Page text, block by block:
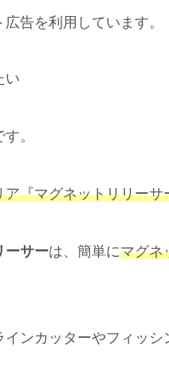
告を利用しています。
い
。
ア『マグネットリリー
ーサーは、簡単にマグネ
インカッターやフィッ